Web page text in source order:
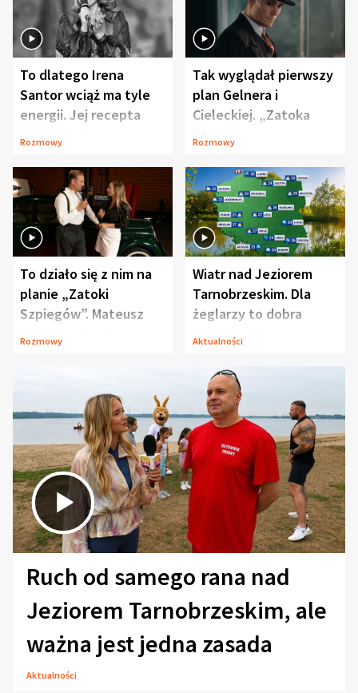
To dlatego Irena
Santor wciąż ma tyle
energii. Jej recepta
jest zaskakująco
Rozmowy
Tak wyglądał pierwszy
plan Gelnera i
Cieleckiej. „Zatoka
szpiegów” od razu ich
Rozmowy
To działo się z nim na
planie „Zatoki
Szpiegów”. Mateusz
Janicki odsłonił
Rozmowy
Wiatr nad Jeziorem
Tarnobrzeskim. Dla
żeglarzy to dobra
wiadomość
Aktualności
Ruch od samego rana nad
Jeziorem Tarnobrzeskim, ale
ważna jest jedna zasada
Aktualności